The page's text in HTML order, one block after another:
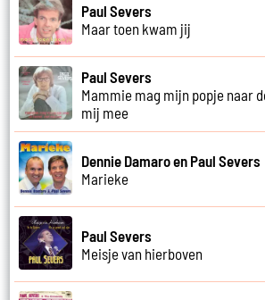
Paul Severs
Maar toen kwam jij
Paul Severs
Mammie mag mijn popje naar
mij mee
Dennie Damaro en Paul Severs
Marieke
Paul Severs
Meisje van hierboven